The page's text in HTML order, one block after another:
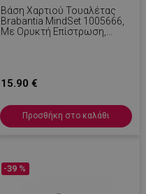
Βάση Χαρτιού Τουαλέτας
Brabantia MindSet 1005666,
Με Ορυκτή Επίστρωση,
15.90 €
Προσθήκη στο καλάθι
-39 %